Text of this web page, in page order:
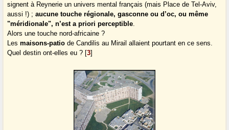
signent à Reynerie un univers mental français (mais Place de Tel-Aviv,
aussi !) ;aucune touche régionale, gasconne ou d’oc, ou même
"méridionale", n’est a priori perceptible.
Alors une touche nord-africaine ?
Lesmaisons-patio de Candilis au Mirail allaient pourtant en ce sens.
Quel destin ont-elles eu ? [3]